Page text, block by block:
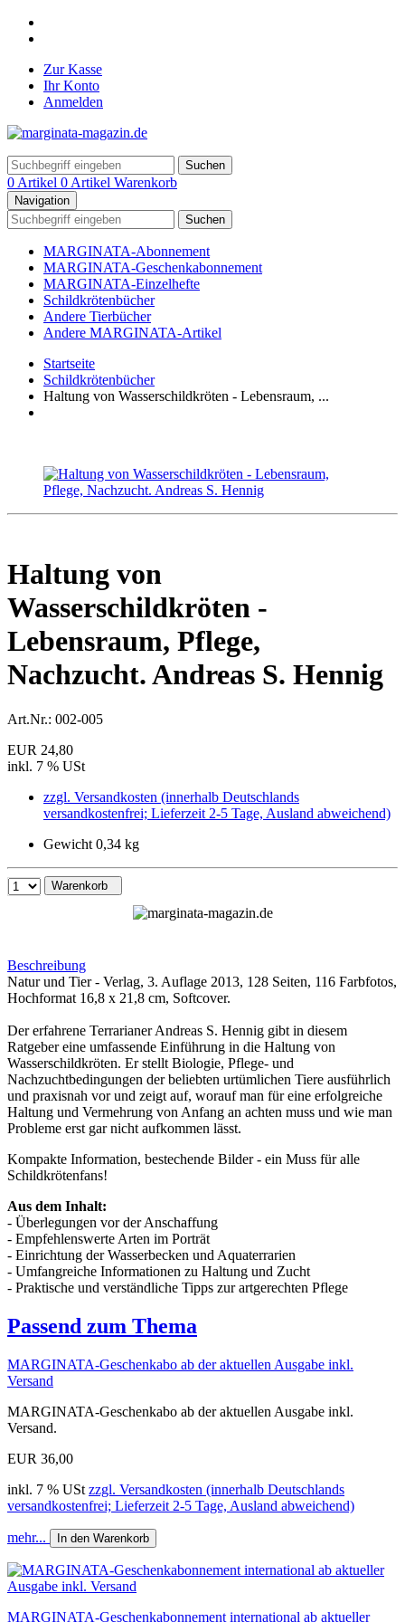
Zur Kasse
Ihr Konto
Anmelden
Suchen
0 Artikel 0 Artikel Warenkorb
Navigation
Suchen
MARGINATA-Abonnement
MARGINATA-Geschenkabonnement
MARGINATA-Einzelhefte
Schildkrötenbücher
Andere Tierbücher
Andere MARGINATA-Artikel
Startseite
Schildkrötenbücher
Haltung von Wasserschildkröten - Lebensraum, ...
Haltung von
Wasserschildkröten -
Lebensraum, Pflege,
Nachzucht. Andreas S. Hennig
Art.Nr.: 002-005
EUR 24,80
inkl. 7 % USt
zzgl. Versandkosten (innerhalb Deutschlands
versandkostenfrei; Lieferzeit 2-5 Tage, Ausland abweichend)
Gewicht 0,34 kg
Warenkorb
Beschreibung
Natur und Tier - Verlag, 3. Auflage 2013, 128 Seiten, 116 Farbfotos,
Hochformat 16,8 x 21,8 cm, Softcover.
Der erfahrene Terrarianer Andreas S. Hennig gibt in diesem
Ratgeber eine umfassende Einführung in die Haltung von
Wasserschildkröten. Er stellt Biologie, Pflege- und
Nachzuchtbedingungen der beliebten urtümlichen Tiere ausführlich
und praxisnah vor und zeigt auf, worauf man für eine erfolgreiche
Haltung und Vermehrung von Anfang an achten muss und wie man
Probleme erst gar nicht aufkommen lässt.
Kompakte Information, bestechende Bilder - ein Muss für alle
Schildkrötenfans!
Aus dem Inhalt:
- Überlegungen vor der Anschaffung
- Empfehlenswerte Arten im Porträt
- Einrichtung der Wasserbecken und Aquaterrarien
- Umfangreiche Informationen zu Haltung und Zucht
- Praktische und verständliche Tipps zur artgerechten Pflege
Passend zum Thema
MARGINATA-Geschenkabo ab der aktuellen Ausgabe inkl.
Versand
MARGINATA-Geschenkabo ab der aktuellen Ausgabe inkl.
Versand.
EUR 36,00
inkl. 7 % USt zzgl. Versandkosten (innerhalb Deutschlands
versandkostenfrei; Lieferzeit 2-5 Tage, Ausland abweichend)
mehr... In den Warenkorb
MARGINATA-Geschenkabonnement international ab aktueller